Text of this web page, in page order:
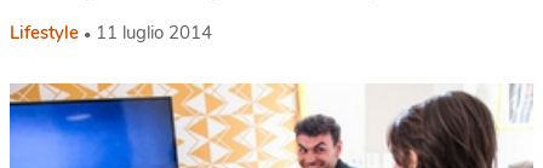
Lifestyle 11 luglio 2014